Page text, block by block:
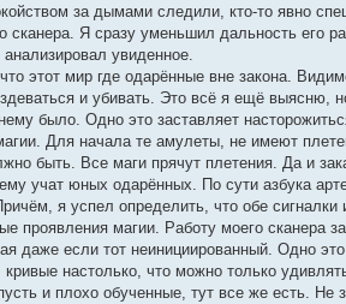
за дымами следили, кто-то явно
сканера. Я сразу уменьшил дальность его
увиденное.
этот мир где одарённые вне закона.
и убивать. Это всё я ещё
было. Одно это заставляет
Для начала те амулеты, не имеют
быть. Все маги прячут плетения. Да и
учат юных одарённых. По сути азбука
я успел определить, что обе
проявления магии. Работу моего
даже если тот неинициированный. Одно
настолько, что можно только
и плохо обученные, тут все же есть. Не